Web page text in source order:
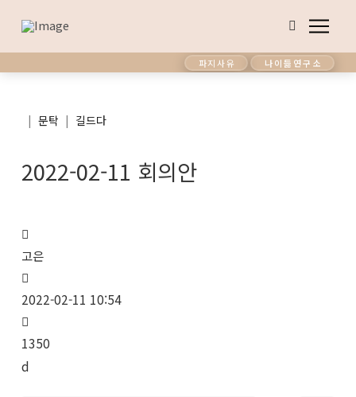
파지사유 나이듦연구소
| 문탁 | 길드다
2022-02-11 회의안
고은
2022-02-11 10:54
1350
d